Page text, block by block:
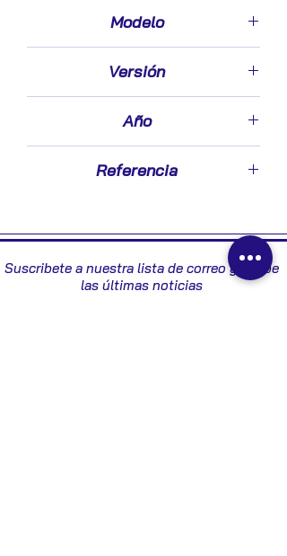
Modelo
Versión
Año
Referencia
Suscribete a nuestra lista de correo y recibe
las últimas noticias